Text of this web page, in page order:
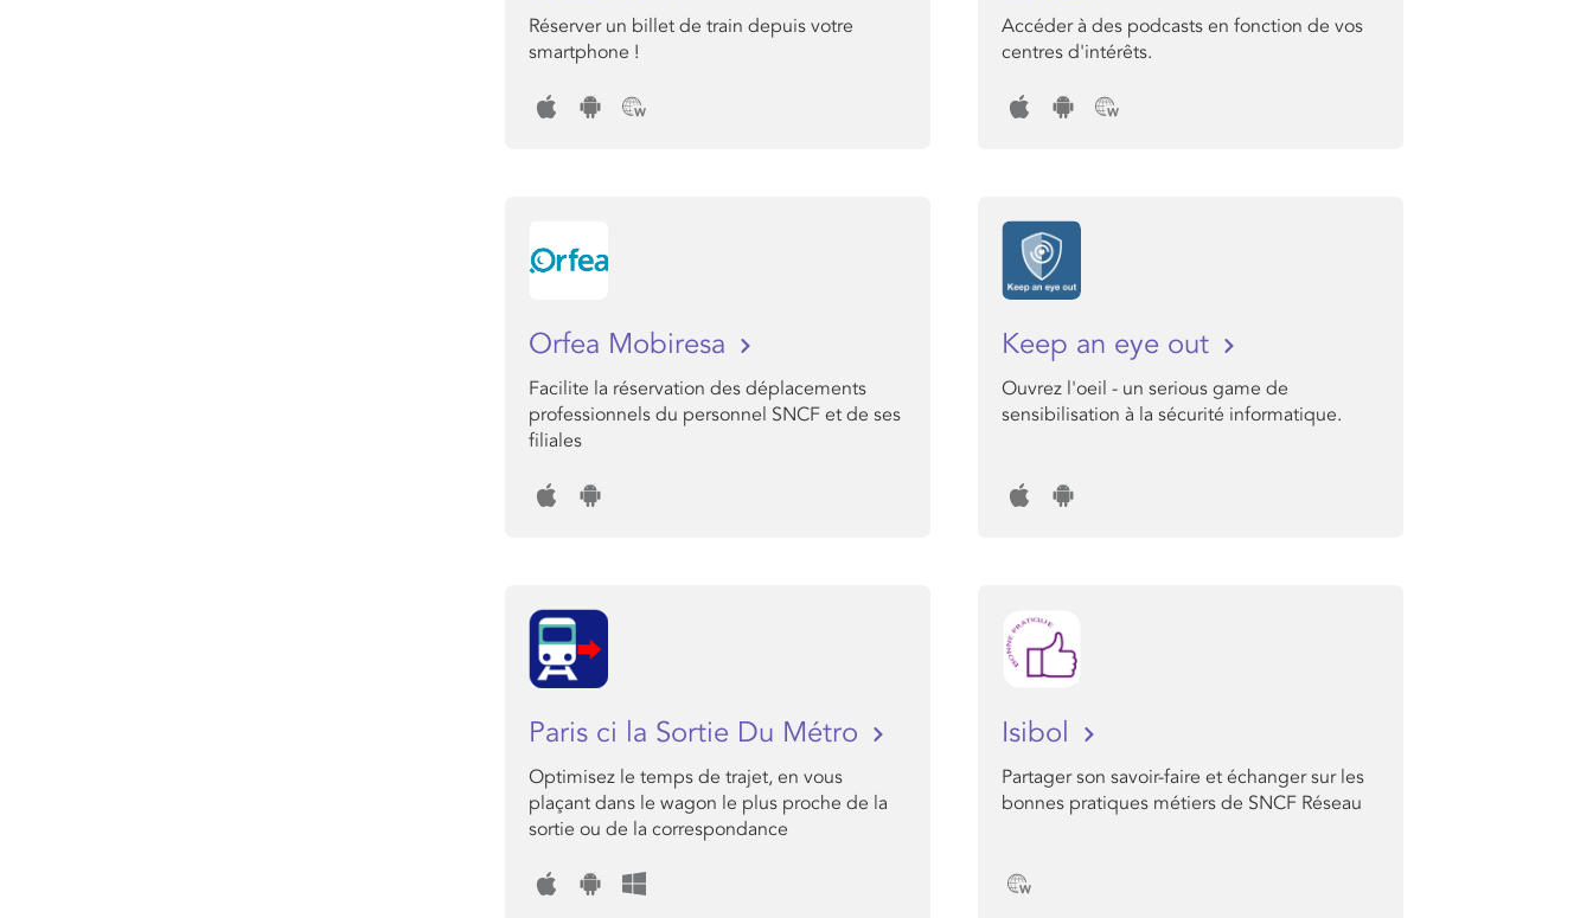
Réserver un billet de train depuis votre
smartphone !
Accéder à des podcasts en fonction de vos
centres d'intérêts.
Orfea Mobiresa
Facilite la réservation des déplacements
professionnels du personnel SNCF et de ses
filiales
Keep an eye out
Ouvrez l'oeil - un serious game de
sensibilisation à la sécurité informatique.
Paris ci la Sortie Du Métro
Optimisez le temps de trajet, en vous
plaçant dans le wagon le plus proche de la
sortie ou de la correspondance
Isibol
Partager son savoir-faire et échanger sur les
bonnes pratiques métiers de SNCF Réseau